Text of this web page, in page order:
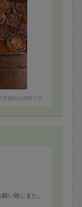
観的な感想です。
い致しまた。